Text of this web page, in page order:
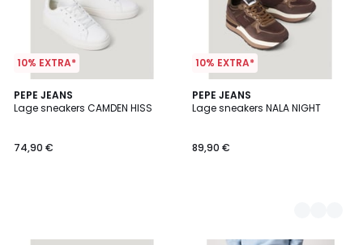
10% EXTRA*
PEPE JEANS
Lage sneakers CAMDEN HISS
74,90 €
10% EXTRA*
PEPE JEANS
Lage sneakers NALA NIGHT
89,90 €
2
Kleuren